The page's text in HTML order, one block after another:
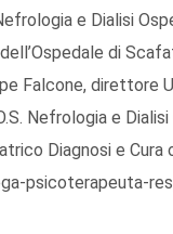
e Dialisi
di
Falcone, direttore
Nefrologia e
Diagnosi e Cura
psicoterapeuta-